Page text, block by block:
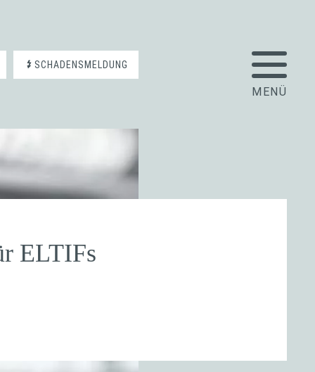
SCHADENSMELDUNG
ELTIFs